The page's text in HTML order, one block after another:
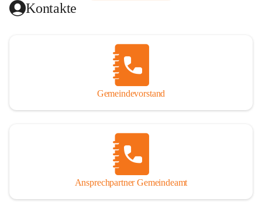
Kontakte
Gemeindevorstand
Ansprechpartner Gemeindeamt